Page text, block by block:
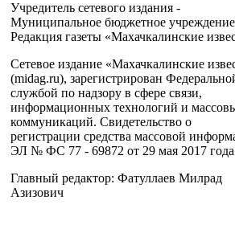
Учредитель сетевого издания -
Муниципальное бюджетное учреждение
Редакция газеты «Махачкалинские
Сетевое издание «Махачкалинские
(midag.ru), зарегистрирован
службой по надзору в сфере связи,
информационных технологий и
коммуникаций. Свидетельство о
регистрации средства массовой
ЭЛ № ФС 77 - 69872 от 29 мая 2017
Главный редактор: Фатуллаев Милрад
Азизович